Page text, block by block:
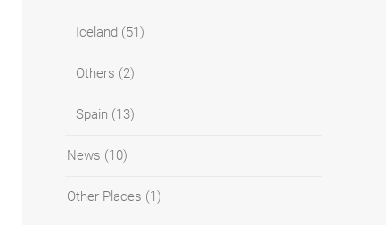
Iceland (51)
Others (2)
Spain (13)
News (10)
Other Places (1)